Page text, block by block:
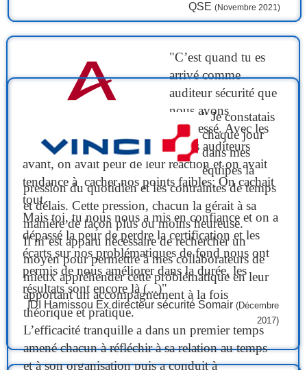
QSE (Novembre 2021)
"C’est quand tu es
arrivé comme
auditeur sécurité que
nous avons
progressé. Avec les
autres auditeurs
avant, on avait peur de leur réaction et on avait
tendance à cacher nos points faibles; On cachait
tout.
Mais toi, tu nous nous a mis en confiance et on a
dépassé la peur de perdre la certification et les
écarts sur nos problématiques de fond nous ont
permis de nous améliorer dans la durée, les
résultats sont encore là (...)"
IDI Hamissou Ex directeur sécurité Somair (Décembre
2017)
" Je constatais
chaque jour
dans mes
équipes la
pression du quotidien et les contraintes de temps
et délais. Cette pression, chacun la gérait à sa
manière de façon plus ou moins heureuse.
Il m’est apparu nécessaire de rechercher un
moyen pour permettre à mes collaborateurs de
mieux appréhender cette problématique en leur
apportant un accompagnement à la fois
théorique et pratique.
L’efficacité tranquille a dans un premier temps
amené chacun à réfléchir à sa relation au temps
et à son organisation puis a conduit à